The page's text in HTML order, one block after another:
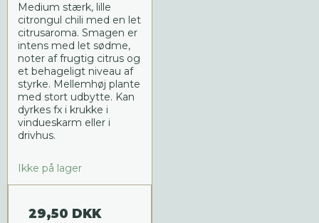
Medium stærk, lille
citrongul chili med en let
citrusaroma. Smagen er
intens med let sødme,
noter af frugtig citrus og
et behageligt niveau af
styrke. Mellemhøj plante
med stort udbytte. Kan
dyrkes fx i krukke i
vindueskarm eller i
drivhus.
Ikke på lager
29,50 DKK